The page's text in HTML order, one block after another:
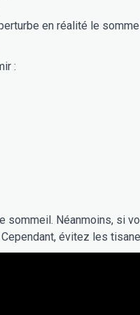
en réalité le
:
Néanmoins, si
évitez les